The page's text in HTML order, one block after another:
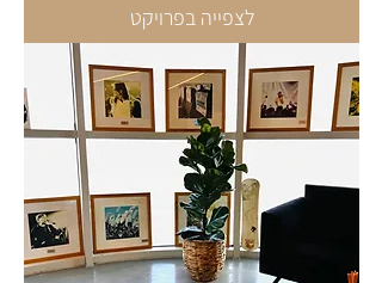
לצפייה בפרויקט